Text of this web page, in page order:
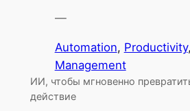
—
Automation, Productivity,
Management
ИИ, чтобы мгновенно
действие